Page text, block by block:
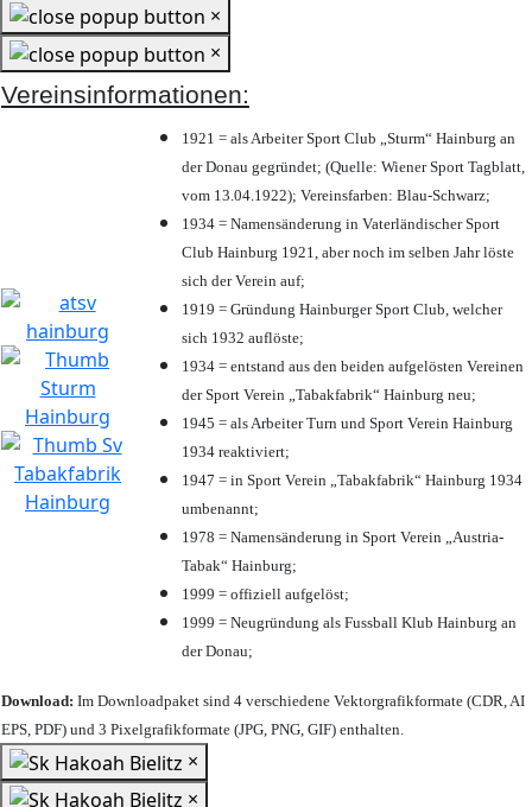
×
×
Vereinsinformationen:
1921 = als Arbeiter Sport Club „Sturm“ Hainburg an
der Donau gegründet; (Quelle: Wiener Sport Tagblatt,
vom 13.04.1922); Vereinsfarben: Blau-Schwarz;
1934 = Namensänderung in Vaterländischer Sport
Club Hainburg 1921, aber noch im selben Jahr löste
sich der Verein auf;
1919 = Gründung Hainburger Sport Club, welcher
sich 1932 auflöste;
1934 = entstand aus den beiden aufgelösten Vereinen
der Sport Verein „Tabakfabrik“ Hainburg neu;
1945 = als Arbeiter Turn und Sport Verein Hainburg
1934 reaktiviert;
1947 = in Sport Verein „Tabakfabrik“ Hainburg 1934
umbenannt;
1978 = Namensänderung in Sport Verein „Austria-
Tabak“ Hainburg;
1999 = offiziell aufgelöst;
1999 = Neugründung als Fussball Klub Hainburg an
der Donau;
Download: Im Downloadpaket sind 4 verschiedene Vektorgrafikformate (CDR, AI
EPS, PDF) und 3 Pixelgrafikformate (JPG, PNG, GIF) enthalten.
×
×